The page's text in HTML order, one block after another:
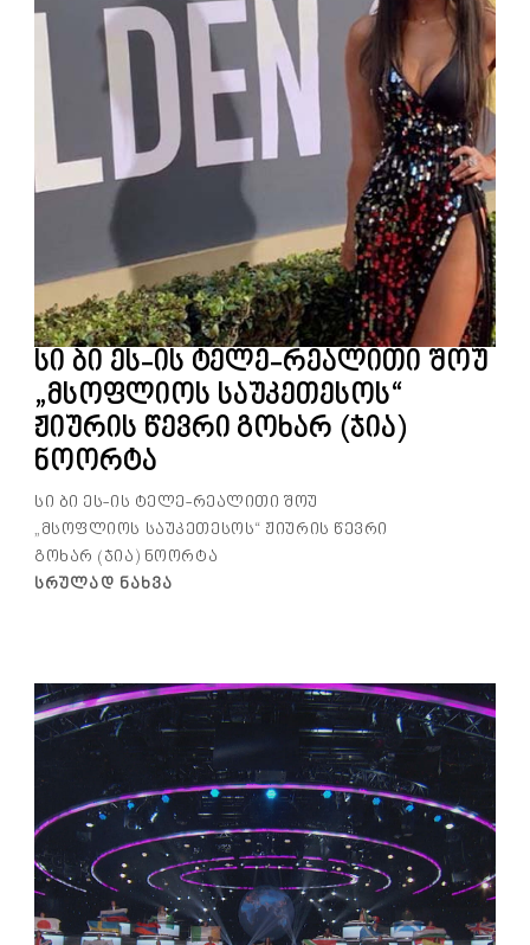
სი ბი ეს-ის ტელე-რეალითი შოუ
„მსოფლიოს საუკეთესოს“
ჟიურის წევრი გოხარ (ჯია)
ნოორტა
სი ბი ეს-ის ტელე-რეალითი შოუ
„მსოფლიოს საუკეთესოს“ ჟიურის წევრი
გოხარ (ჯია) ნოორტა
Სრულად Ნახვა